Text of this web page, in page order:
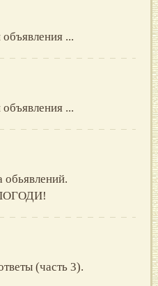
...
...
обьявлений.
(часть 3).